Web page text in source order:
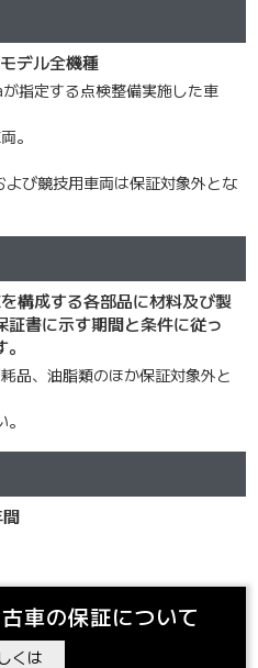
デル全機種
指定する点検整備実施した車
。
び競技用車両は保証対象外とな
構成する各部品に材料及び製
書に示す期間と条件に従っ
品、油脂類のほか保証対象外と
車の保証について
くは